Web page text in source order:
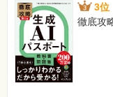
3位
徹底攻